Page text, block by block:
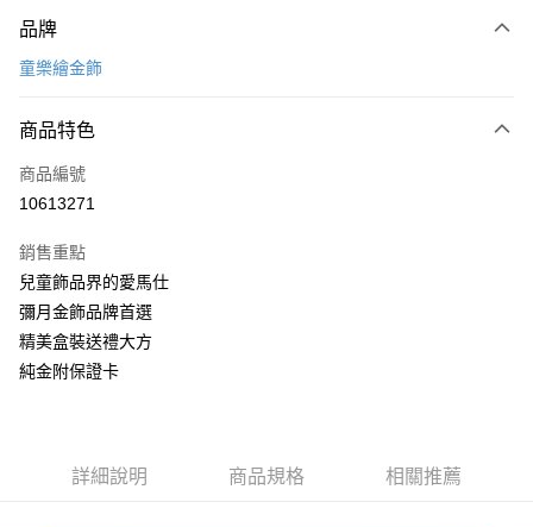
信用卡一次付款
6 期 0 利率 每期
合作金庫商業銀行
上海商業儲蓄銀行
臺灣中小企業銀行
匯豐（台灣）商業銀行
聯邦商業銀行
元大商業銀行
玉山商業銀行
LINE Pay
Apple Pay
街口支付
悠遊付
Google Pay
相關說明
【大哥付你分期使用說明】
品牌
童樂繪金飾
商品特色
商品編號
10613271
銷售重點
兒童飾品界的愛馬仕
彌月金飾品牌首選
精美盒裝送禮大方
純金附保證卡
詳細說明 商品規格 相關推薦